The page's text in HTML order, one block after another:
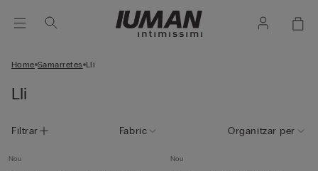
Home Samarretes Lli
Lli
Filtrar Fabric Organitzar per
Nou Nou